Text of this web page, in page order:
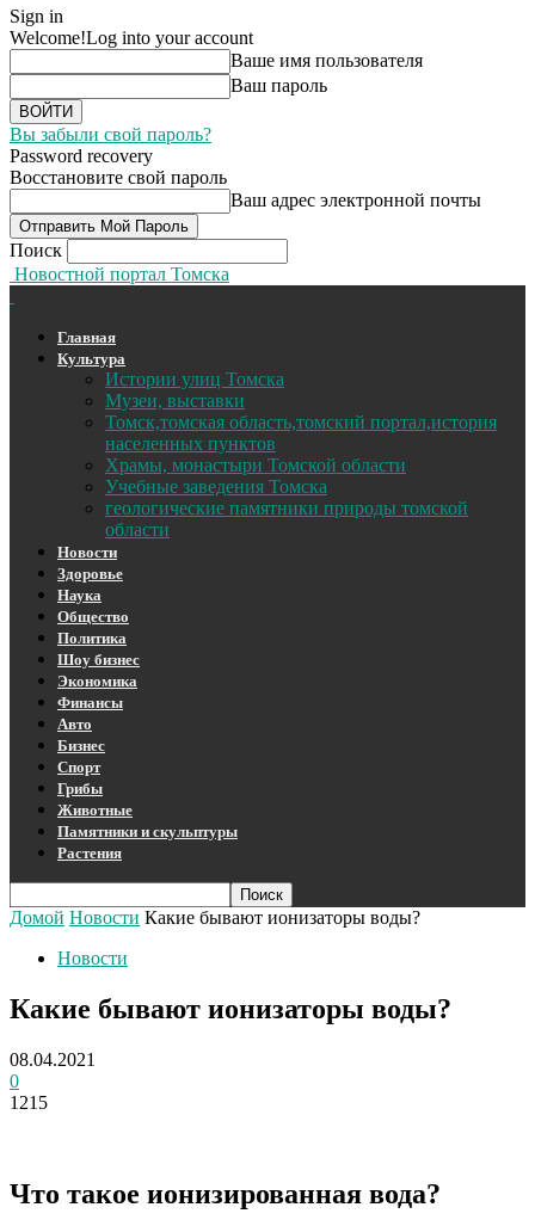
Sign in
Welcome!Log into your account
Ваше имя пользователя
Ваш пароль
Вы забыли свой пароль?
Password recovery
Восстановите свой пароль
Ваш адрес электронной почты
Поиск
Новостной портал Томска
Главная
Культура
Истории улиц Томска
Музеи, выставки
Томск,томская область,томский портал,история
населенных пунктов
Храмы, монастыри Томской области
Учебные заведения Томска
геологические памятники природы томской
области
Новости
Здоровье
Наука
Общество
Политика
Шоу бизнес
Экономика
Финансы
Авто
Бизнес
Спорт
Грибы
Животные
Памятники и скульптуры
Растения
Домой Новости Какие бывают ионизаторы воды?
Новости
Какие бывают ионизаторы воды?
08.04.2021
0
1215
Что такое ионизированная вода?